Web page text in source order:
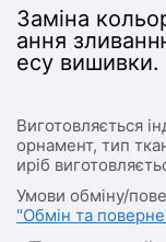
Заміна
ання
есу вишивки.
Виготовляється
орнамент, тип
иріб
Умови обміну/
"Обмін та